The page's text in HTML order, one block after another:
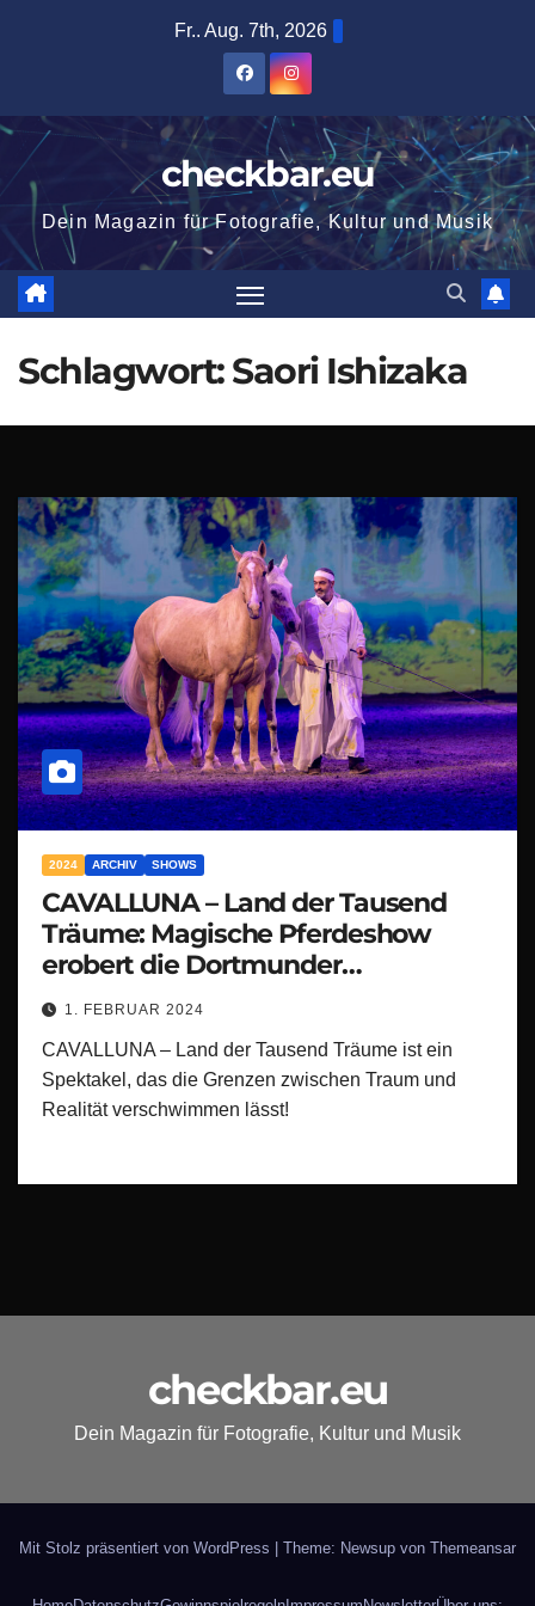
Fr.. Aug. 7th, 2026
checkbar.eu
Dein Magazin für Fotografie, Kultur und Musik
Schlagwort:Saori Ishizaka
2024 ARCHIV SHOWS
CAVALLUNA – Land der Tausend
Träume: Magische Pferdeshow
erobert die Dortmunder
Westfalenhalle!
1. FEBRUAR 2024
CAVALLUNA – Land der Tausend Träume ist ein
Spektakel, das die Grenzen zwischen Traum und
Realität verschwimmen lässt!
checkbar.eu
Dein Magazin für Fotografie, Kultur und Musik
Mit Stolz präsentiert von WordPress Theme: Newsup von Themeansar